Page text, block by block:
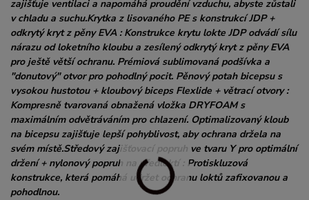
zajišťuje ventilaci a napomáhá proudění vzduchu, abyste zůstali
v chladu a suchu.Krytka z lisovaného PE s konstrukcí JDP +
odkrytý kryt z pěny EVA : Konstrukce krytu lokte JDP odvádí sílu
nárazu od loketního kloubu a zesílený odkrytý kryt z pěny EVA
pro ještě větší ochranu. Prémiová sublimovaná podšívka a
"donutový" otvor pro pohodlný pocit. Pěnový potah bicepsu s
vysokou hustotou + kloubový biceps Flexlide + větrací otvory :
Kompresně tvarovaná obnažená vložka DRYFOAM s
maximálním odvětráváním pro chlazení. Optimalizovaný kloub
na bicepsu zajišťuje lepší pohyblivost, aby ochrana držela na
svém místě.Středový zajišťovací popruh ve tvaru Y pro optimální
držení + nylonový popruh na předloktí : Protiskluzová
konstrukce, která pomáhá udržet ochranu loktů zafixovanou a
pohodlnou.